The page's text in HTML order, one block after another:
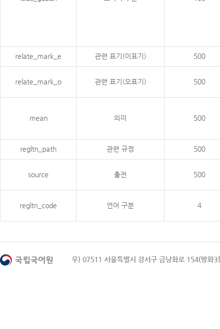
relate_mark_e 관련 표기(이표기) 500
relate_mark_o 관련 표기(오표기) 500
mean 의미 500
regltn_path 관련 규정 500
source 출전 500
regltn_code 언어 구분 4
우) 07511 서울특별시 강서구 금낭화로 154(방화3